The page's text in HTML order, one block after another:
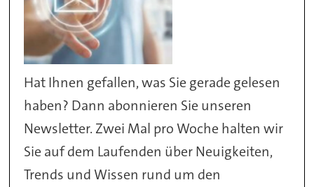
Hat Ihnen gefallen, was Sie gerade gelesen
haben? Dann abonnieren Sie unseren
Newsletter. Zwei Mal pro Woche halten wir
Sie auf dem Laufenden über Neuigkeiten,
Trends und Wissen rund um den